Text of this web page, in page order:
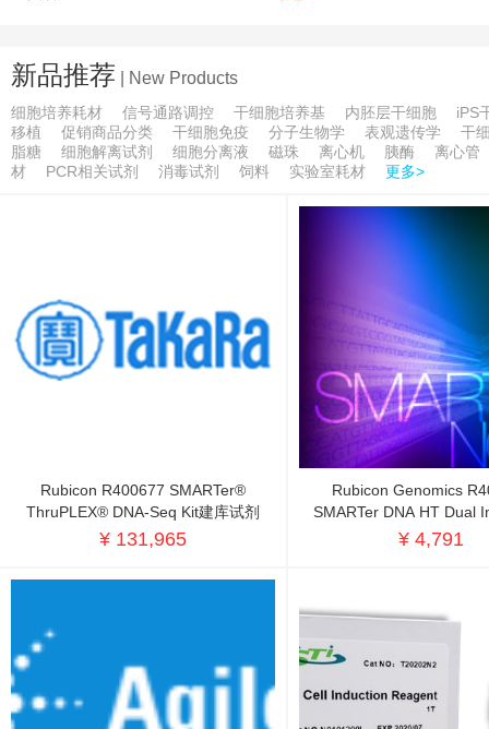
消毒试剂
饲料
实验室耗材
新品推荐 | New Products
细胞培养耗材 信号通路调控 干细胞培养基 内胚层干细胞
iPS
移植
促销商品分类 干细胞免疫 分子生物学 表观遗传学
干
脂糖
细胞解离试剂 细胞分离液 磁珠 离心机 胰酶
离心管
材
PCR相关试剂 消毒试剂 饲料 实验室耗材 更多>
Rubicon R400677 SMARTer®
ThruPLEX® DNA-Seq Kit建库试剂
¥ 131,965
Rubicon Genomics
SMARTer DNA HT Dual
24N
¥ 4,791